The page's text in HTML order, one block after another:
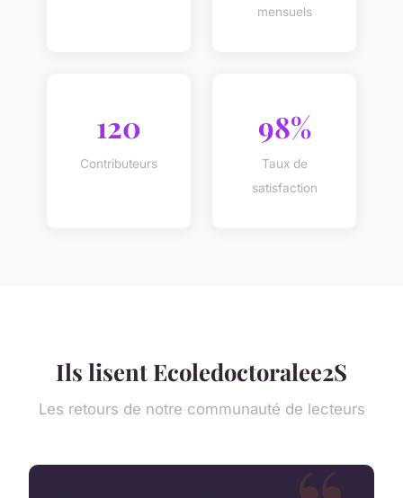
mensuels
120
Contributeurs
98%
Taux de
satisfaction
Ils lisent Ecoledoctoralee2S
Les retours de notre communauté de lecteurs